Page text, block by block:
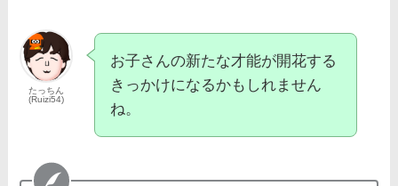
たっちん
(Ruizi54)
お子さんの新たな才能が開花する
きっかけになるかもしれません
ね。